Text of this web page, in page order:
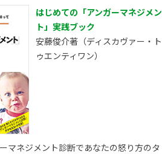
はじめての「アンガーマネジメン
ト」実践ブック
安藤俊介著（ディスカヴァー・ト
ゥエンティワン）
マネジメント診断であなたの怒り方のタ